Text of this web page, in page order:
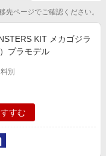
先ページでご確認ください。
KIT メカゴジラ
プラモデル
別
すむ